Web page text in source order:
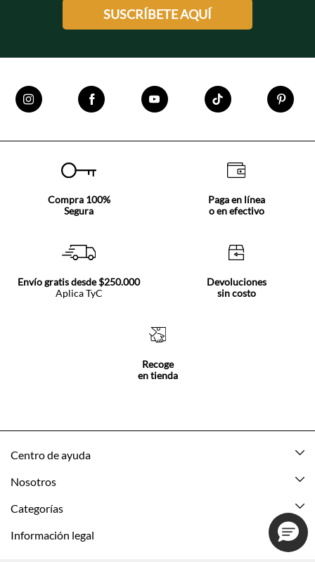
SUSCRÍBETE AQUÍ
Compra 100%
Segura
Paga en línea
o en efectivo
Envío gratis desde $250.000
Aplica TyC
Devoluciones
sin costo
Recoge
en tienda
Centro de ayuda
Mis pedidos
Nosotros
Acerca de Tennis
Categorías
Nuevo
Información legal